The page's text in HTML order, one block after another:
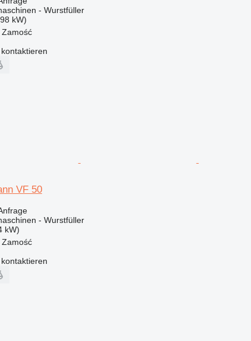
- Wurstfüller
kW)
Zamość
VF 50
- Wurstfüller
kW)
Zamość